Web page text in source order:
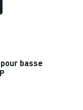
basse